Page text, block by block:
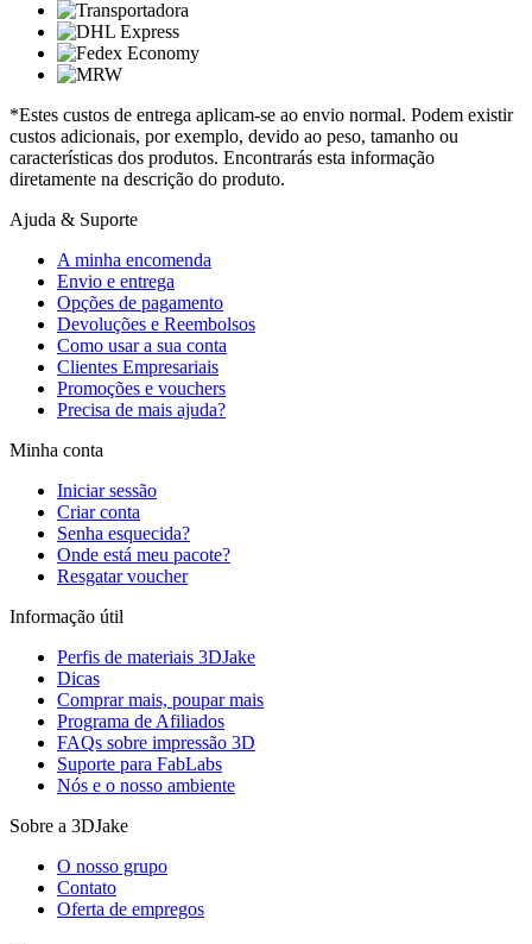
*Estes custos de entrega aplicam-se ao envio normal. Podem existir
custos adicionais, por exemplo, devido ao peso, tamanho ou
características dos produtos. Encontrarás esta informação
diretamente na descrição do produto.
Ajuda & Suporte
A minha encomenda
Envio e entrega
Opções de pagamento
Devoluções e Reembolsos
Como usar a sua conta
Clientes Empresariais
Promoções e vouchers
Precisa de mais ajuda?
Minha conta
Iniciar sessão
Criar conta
Senha esquecida?
Onde está meu pacote?
Resgatar voucher
Informação útil
Perfis de materiais 3DJake
Dicas
Comprar mais, poupar mais
Programa de Afiliados
FAQs sobre impressão 3D
Suporte para FabLabs
Nós e o nosso ambiente
Sobre a 3DJake
O nosso grupo
Contato
Oferta de empregos